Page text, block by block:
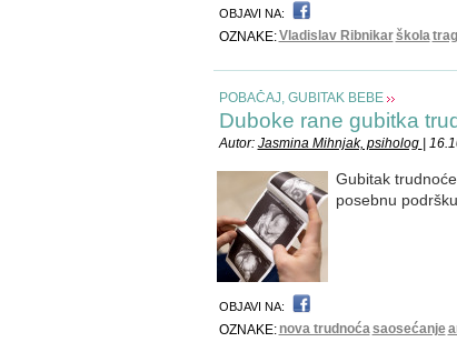
OBJAVI NA:
OZNAKE:Vladislav Ribnikarškola
POBAČAJ, GUBITAK BEBE
Duboke rane gubitka
Autor: Jasmina Mihnjak, psiholog |
Gubitak
posebnu
OBJAVI NA:
OZNAKE: nova trudnoćasaosećanje